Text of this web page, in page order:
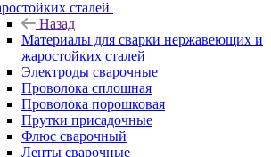
сталей
Назад
Материалы для сварки нержавеющих и
жаростойких сталей
Электроды сварочные
Проволока сплошная
Проволока порошковая
Прутки присадочные
Флюс сварочный
Ленты сварочные